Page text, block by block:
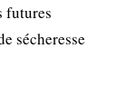
futures
sécheresse